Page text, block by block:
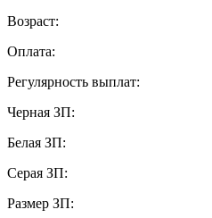
Возраст:
Оплата:
Регулярность выплат:
Черная ЗП:
Белая ЗП:
Серая ЗП:
Размер ЗП: